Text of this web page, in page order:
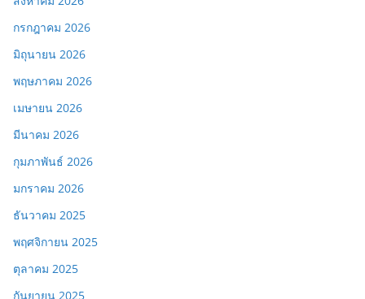
กรกฎาคม 2026
มิถุนายน 2026
พฤษภาคม 2026
เมษายน 2026
มีนาคม 2026
กุมภาพันธ์ 2026
มกราคม 2026
ธันวาคม 2025
พฤศจิกายน 2025
ตุลาคม 2025
กันยายน 2025